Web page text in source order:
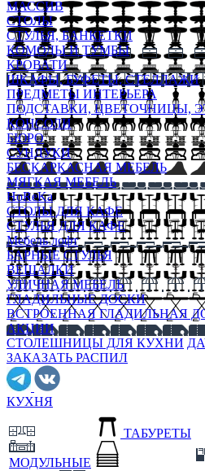
МАССИВ
СТОЛЫ
СТУЛЬЯ, БАНКЕТКИ
КОМОДЫ И ТУМБЫ
КРОВАТИ
ШКАФЫ, БУФЕТЫ, СТЕЛЛАЖИ
ПРЕДМЕТЫ ИНТЕРЬЕРА
ПОДСТАВКИ, ЦВЕТОЧНИЦЫ,
КОНСОЛИ
БЮРО
СУНДУКИ
БЕСКАРКАСНАЯ МЕБЕЛЬ
МЯГКАЯ МЕБЕЛЬ
HoReKa
СТОЛЫ ДЛЯ КАФЕ
СТУЛЬЯ ДЛЯ КАФЕ
Мебель лофт
БАРНЫЕ СТУЛЬЯ
ВЕШАЛКИ
УЛИЧНАЯ МЕБЕЛЬ
ГЛАДИЛЬНЫЕ ДОСКИ
ВСТРОЕННАЯ ГЛАДИЛЬНАЯ
АКЦИИ
СТОЛЕШНИЦЫ ДЛЯ КУХНИ
ЗАКАЗАТЬ РАСПИЛ
КУХНЯ
МОДУЛЬНЫЕ
ТАБУРЕТЫ